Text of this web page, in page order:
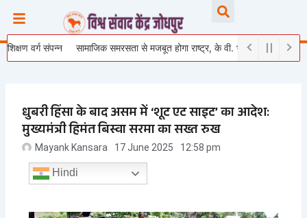
content
वर्ग संपन्न सामाजिक समरसता से मजबूत होगा राष्ट्र, के वी. भागैय्या जी ने युवाओं को दिया
धुबरी हिंसा के बाद असम में ‘शूट एट साइट’ का आदेश:
मुख्यमंत्री हिमंत बिस्वा सरमा का सख्त रुख
Mayank Kansara 17 June 2025 12:58 pm
Hindi